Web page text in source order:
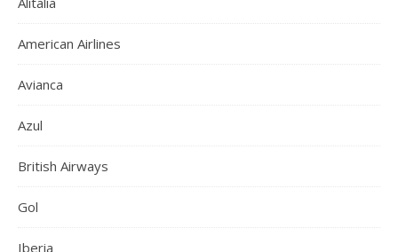
American Airlines
Avianca
Azul
British Airways
Gol
Iberia